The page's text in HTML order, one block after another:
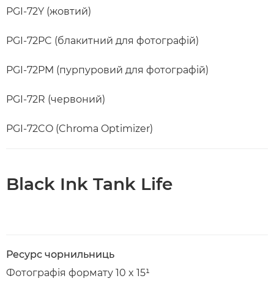
PGI-72Y (жовтий)
PGI-72PC (блакитний для фотографій)
PGI-72PM (пурпуровий для фотографій)
PGI-72R (червоний)
PGI-72CO (Chroma Optimizer)
Black Ink Tank Life
Ресурс чорнильниць
Фотографія формату 10 x 15¹